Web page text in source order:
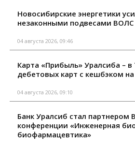
Новосибирские энергетики
незаконными подвесами ВОЛС
04 августа 2026, 09:46
Карта «Прибыль» Уралсиба –
дебетовых карт с кешбэком
04 августа 2026, 09:10
Банк Уралсиб стал партнером
конференции «Инженерная
биофармацевтика»